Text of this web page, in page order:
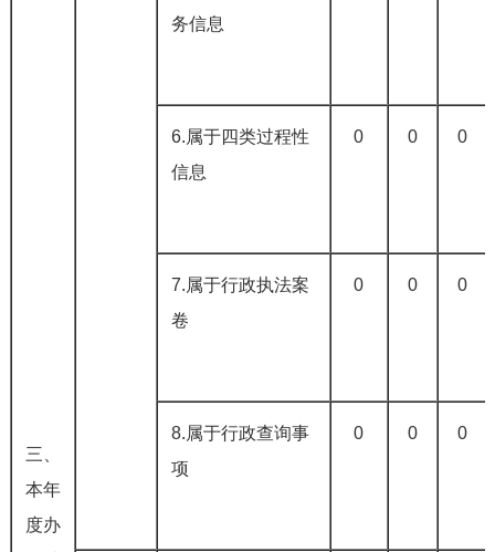
三、
本年
度办
务信息
6.属于四类过程性
信息
0 0 0
7.属于行政执法案
卷
0 0 0
8.属于行政查询事
项
0 0 0